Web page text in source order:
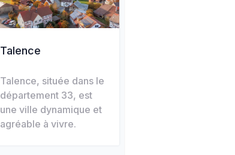
Talence
Talence, située dans le
département 33, est
une ville dynamique et
agréable à vivre.